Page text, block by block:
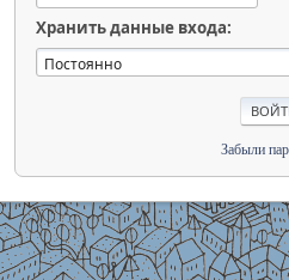
Хранить данные входа:
Забыли